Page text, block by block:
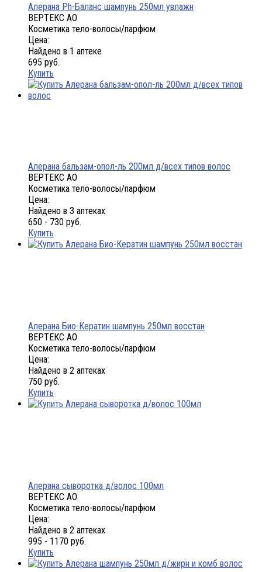
Алерана Ph-Баланс шампунь 250мл увлажн
ВЕРТЕКС АО
Косметика тело-волосы/парфюм
Цена:
Найдено в 1 аптеке
695 руб.
Купить
Алерана бальзам-опол-ль 200мл д/всех типов волос
ВЕРТЕКС АО
Косметика тело-волосы/парфюм
Цена:
Найдено в 3 аптеках
650 - 730 руб.
Купить
Алерана Био-Кератин шампунь 250мл восстан
ВЕРТЕКС АО
Косметика тело-волосы/парфюм
Цена:
Найдено в 2 аптеках
750 руб.
Купить
Алерана сыворотка д/волос 100мл
ВЕРТЕКС АО
Косметика тело-волосы/парфюм
Цена:
Найдено в 2 аптеках
995 - 1170 руб.
Купить